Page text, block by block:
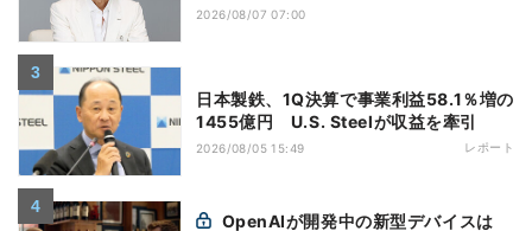
2026/08/07 07:00
日本製鉄、1Q決算で事業利益58.1％増の
1455億円 U.S. Steelが収益を牽引
2026/08/05 15:49 レポート